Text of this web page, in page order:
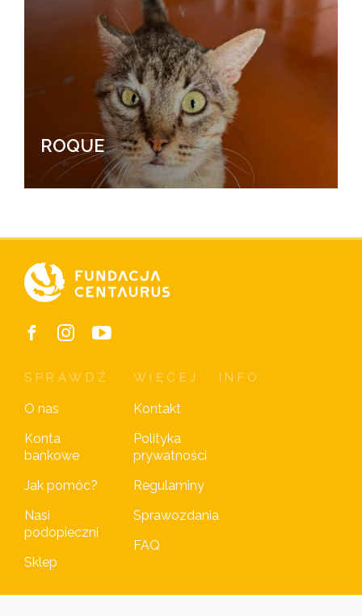
ROQUE
SPRAWDŹ
O nas
Konta
bankowe
Jak pomóc?
Nasi
podopieczni
Sklep
WIĘCEJ
Kontakt
Polityka
prywatności
Regulaminy
Sprawozdania
FAQ
INFO